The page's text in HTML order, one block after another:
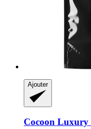
Ajouter
Cocoon Luxury